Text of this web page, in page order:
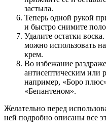
застыла.
Теперь одной рукой
и быстро снимите
Удалите остатки
можно использовать
крем.
Во избежание
антисептическим или
например, «Боро
«Бепантеном».
Желательно перед
ней подробно описаны все